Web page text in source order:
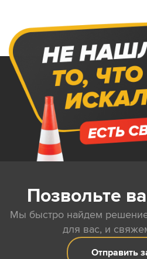
Позвольте
Мы быстро найдем
для вас, и
Отправить